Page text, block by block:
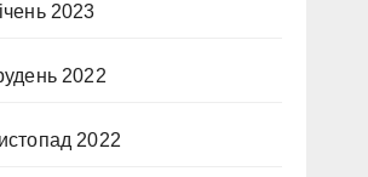
2023
2022
2022